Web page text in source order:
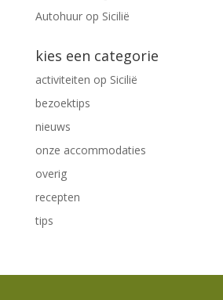
Autohuur op Sicilië
kies een categorie
activiteiten op Sicilië
bezoektips
nieuws
onze accommodaties
overig
recepten
tips